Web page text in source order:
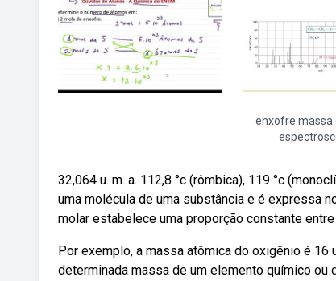
enxofre massa
32,064 u. m. a. 112,8 °c (rômbica), 119 °c
uma molécula de uma substância e é expressa
molar estabelece uma proporção constante
Por exemplo, a massa atômica do oxigênio é 16
determinada massa de um elemento químico